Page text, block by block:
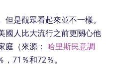
是觀眾看起來並不一樣。
國人比大流行之前更關心他
庭（來源： 哈里斯民意調
，71％和72％。